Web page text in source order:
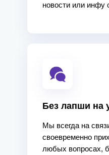
новости или инфу
Без лапши на
Мы всегда на
своевременно
любых вопросах,